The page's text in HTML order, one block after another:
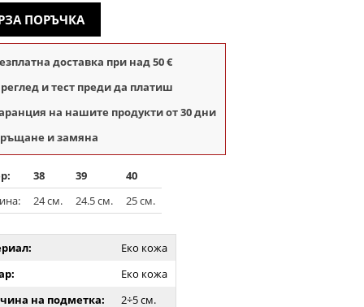
ПОРЪЧКА
доставка при над 50 €
и тест преди да платиш
на нашите продукти от 30 дни
и замяна
38 39
40
24 см. 24.5 см. 25 см.
Еко кожа
Еко кожа
на подметка:
2÷5 см.